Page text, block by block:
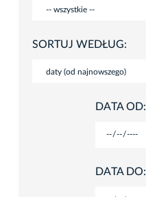
SORTUJ WEDŁUG:
DATA OD:
DATA DO: